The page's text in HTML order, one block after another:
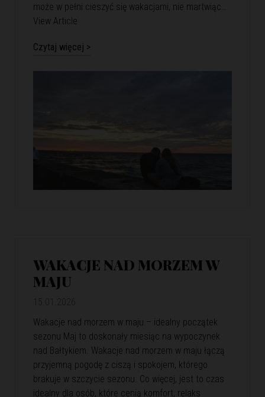
może w pełni cieszyć się wakacjami, nie martwiąc…
View Article
Czytaj więcej >
WAKACJE NAD MORZEM W
MAJU
Wakacje nad morzem w maju – idealny początek
sezonu Maj to doskonały miesiąc na wypoczynek
nad Bałtykiem. Wakacje nad morzem w maju łączą
przyjemną pogodę z ciszą i spokojem, którego
brakuje w szczycie sezonu. Co więcej, jest to czas
idealny dla osób, które cenią komfort, relaks